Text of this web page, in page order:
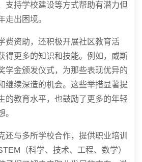
支持学校建设等方式帮助有潜力但
走出困境。
费资助，还积极开展社区教育活
得更多的知识和技能。例如，威斯
学金颁发仪式，为那些表现优异的
继续深造的机会。这些举措显著提
的教育水平，也鼓励了更多的年轻
。
还与多所学校合作，提供职业培训
（科学、技术、工程、数学）